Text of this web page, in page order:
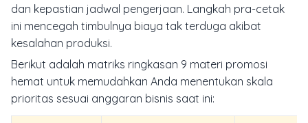
dan kepastian jadwal pengerjaan. Langkah pra-cetak
ini mencegah timbulnya biaya tak terduga akibat
kesalahan produksi.
Berikut adalah matriks ringkasan 9 materi promosi
hemat untuk memudahkan Anda menentukan skala
prioritas sesuai anggaran bisnis saat ini: